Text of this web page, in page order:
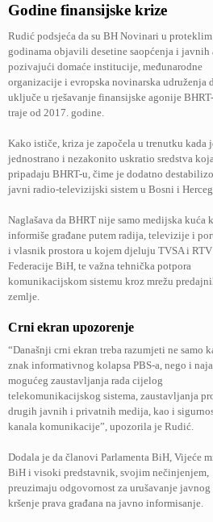
Godine finansijske krize
Rudić podsjeća da su BH Novinari u proteklim
godinama objavili desetine saopćenja i javnih
pozivajući domaće institucije, međunarodne
organizacije i evropska novinarska udruženja
uključe u rješavanje finansijske agonije
traje od 2017. godine.
Kako ističe, kriza je započela u trenutku kada
jednostrano i nezakonito uskratio sredstva
pripadaju BHRT-u, čime je dodatno
javni radio-televizijski sistem u Bosni i
Naglašava da BHRT nije samo medijska kuća
informiše građane putem radija, televizije i
i vlasnik prostora u kojem djeluju TVSA i RTV
Federacije BiH, te važna tehnička potpora
komunikacijskom sistemu kroz mrežu
zemlje.
Crni ekran upozorenje
“Današnji crni ekran treba razumjeti ne samo
znak informativnog kolapsa PBS-a, nego i
mogućeg zaustavljanja rada cijelog
telekomunikacijskog sistema, zaustavljanja
drugih javnih i privatnih medija, kao i
kanala komunikacije”, upozorila je Rudić.
Dodala je da članovi Parlamenta BiH, Vijeće
BiH i visoki predstavnik, svojim nečinjenjem,
preuzimaju odgovornost za urušavanje javnog
kršenje prava građana na javno informisanje.